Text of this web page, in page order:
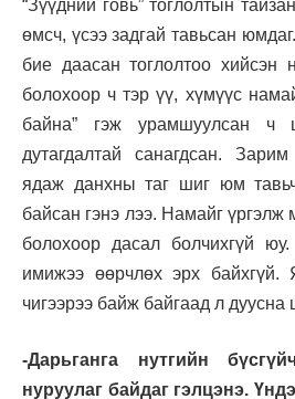
“Зүүдний говь” тоглолтын
өмсч, үсээ задгай тавьсан
бие даасан тоглолтоо хийсэн
болохоор ч тэр үү, хүмүүс
байна” гэж урамшуулсан ч
дутагдалтай санагдсан.
ядаж данхны таг шиг юм
байсан гэнэ лээ. Намайг үргэлж
болохоор дасал болчихгүй
имижээ өөрчлөх эрх
чигээрээ байж байгаад л дуусна
-Дарьганга нутгийн
нуруулаг байдаг гэлцэнэ.